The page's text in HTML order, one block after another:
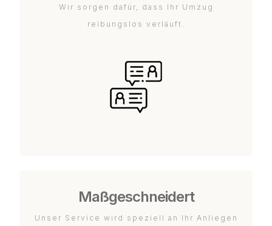
Wir sorgen dafür, dass Ihr Umzug
reibungslos verläuft.
Maßgeschneidert
Unser Service wird speziell an Ihr Anliegen